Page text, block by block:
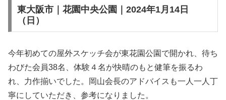
東大阪市｜花園中央公園｜2024年1月14日
（日）
今年初めての屋外スケッチ会が東花園公園で開かれ、待ち
わびた会員38名、体験４名が快晴のもと健筆を振るわ
れ、力作揃いでした。岡山会長のアドバイスも一人一人丁
寧にしていただき、参考になりました。